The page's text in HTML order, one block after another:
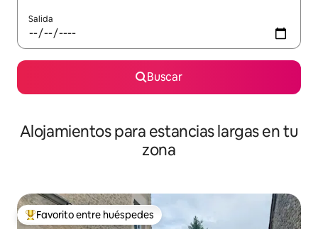
Salida
Buscar
Alojamientos para estancias largas en tu
zona
De los mejores en Favorito entre huéspedes
Favorito entre huéspedes